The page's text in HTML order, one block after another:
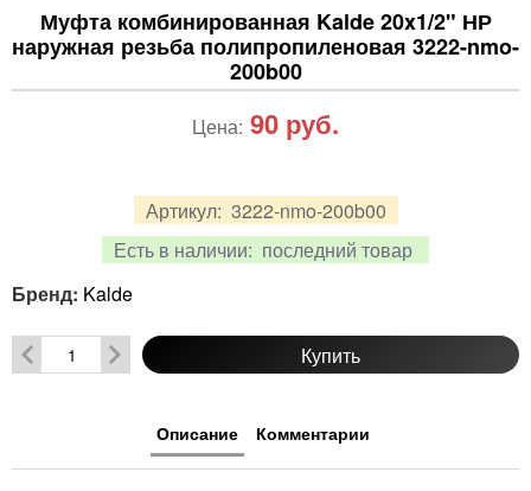
Муфта комбинированная Kalde 20x1/2" НР
наружная резьба полипропиленовая 3222-nmo-
200b00
Артикул: 3222-nmo-200b00
Есть в наличии: последний товар
Цена: 90 руб.
Бренд: Kalde
Купить
Описание Комментарии